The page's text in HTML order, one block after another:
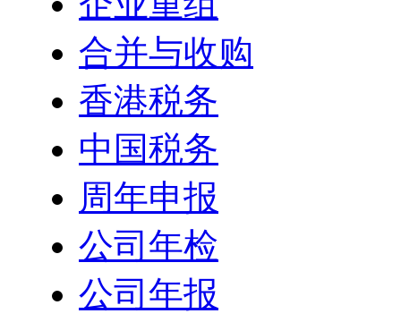
合并与收购
香港税务
中国税务
周年申报
公司年检
公司年报